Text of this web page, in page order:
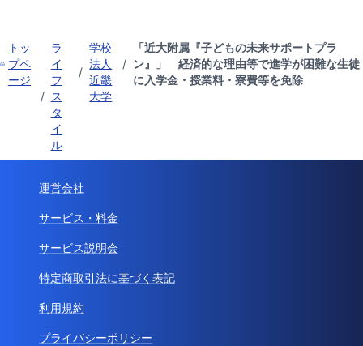
トッ
プペ
ージ
/
ラ
イ
フ
ス
タ
イ
ル
/
学校
法人
近畿
大学
/
「近大附属『子どもの未来サポートプラ
ン』」 経済的な理由等で進学が困難な生徒
に入学金・授業料・寮費等を免除
運営会社
サービス・料金
サービス説明会
特定商取引法に基づく表記
利用規約
プライバシーポリシー